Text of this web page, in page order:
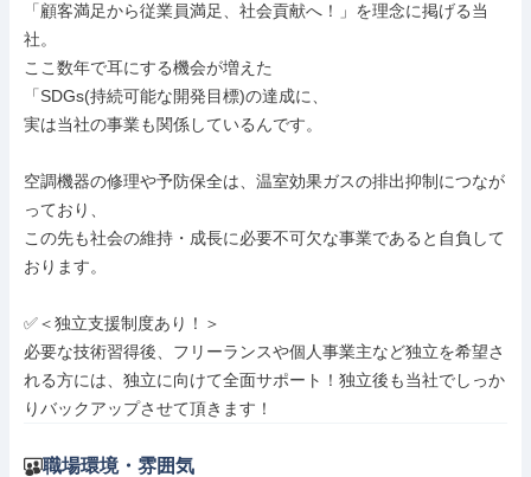
「顧客満足から従業員満足、社会貢献へ！」を理念に掲げる当
社。
ここ数年で耳にする機会が増えた
「SDGs(持続可能な開発目標)の達成に、
実は当社の事業も関係しているんです。
空調機器の修理や予防保全は、温室効果ガスの排出抑制につなが
っており、
この先も社会の維持・成長に必要不可欠な事業であると自負して
おります。
✅＜独立支援制度あり！＞
必要な技術習得後、フリーランスや個人事業主など独立を希望さ
れる方には、独立に向けて全面サポート！独立後も当社でしっか
りバックアップさせて頂きます！
職場環境・雰囲気